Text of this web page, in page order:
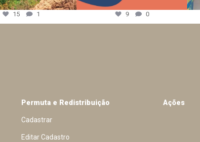
15 1 9 0
Permuta e Redistribuição
Cadastrar
Editar Cadastro
Ações